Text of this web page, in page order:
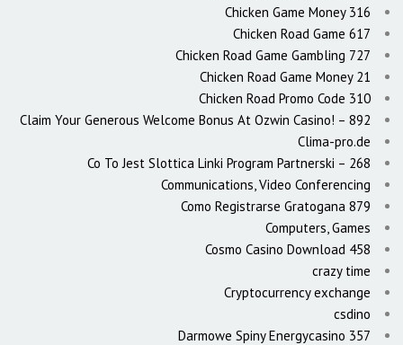
Chicken Game Money 316
Chicken Road Game 617
Chicken Road Game Gambling 727
Chicken Road Game Money 21
Chicken Road Promo Code 310
Claim Your Generous Welcome Bonus At Ozwin Casino! – 892
Clima-pro.de
Co To Jest Slottica Linki Program Partnerski – 268
Communications, Video Conferencing
Como Registrarse Gratogana 879
Computers, Games
Cosmo Casino Download 458
crazy time
Cryptocurrency exchange
csdino
Darmowe Spiny Energycasino 357